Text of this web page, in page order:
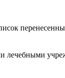
лечебными